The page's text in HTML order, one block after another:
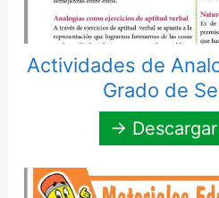
Actividades de
Grado de
→